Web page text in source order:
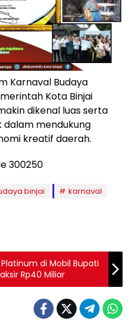
Karnaval Budaya
Kota Binjai
dikenal luas serta
mendukung
kreatif daerah.
binjai
karnaval
di Mobil Bupati
Rp40 Miliar